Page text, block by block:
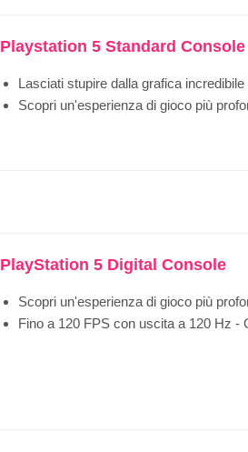
Playstation 5 Standard Console
Lasciati stupire dalla grafica incredibile
Scopri un'esperienza di gioco più
PlayStation 5 Digital Console
Scopri un'esperienza di gioco più
Fino a 120 FPS con uscita a 120 Hz -